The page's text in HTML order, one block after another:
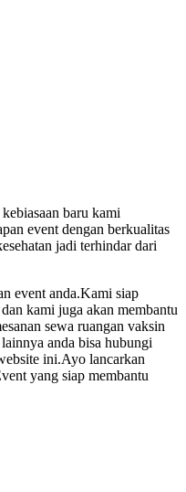
baru kami
event dengan berkualitas
jadi terhindar dari
event anda.Kami siap
kami juga akan membantu
sewa ruangan vaksin
anda bisa hubungi
ini.Ayo lancarkan
yang siap membantu